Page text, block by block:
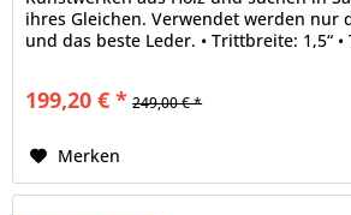
ihres Gleichen. Verwendet werden nur
und das beste Leder. • Trittbreite: 1,5“ •
199,20 € * 249,00 € *
Merken